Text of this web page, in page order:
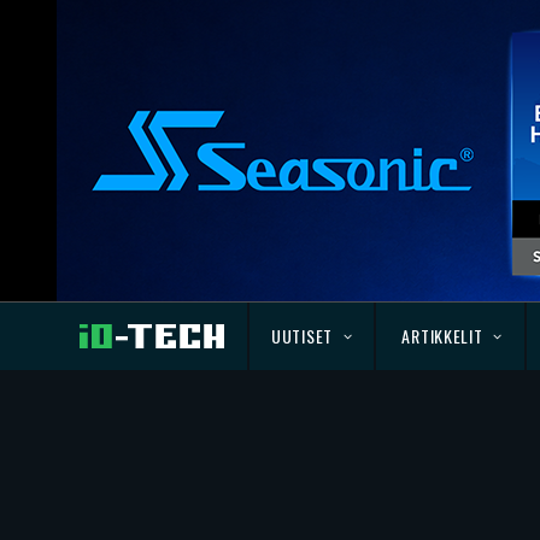
UUTISET ARTIKKELIT